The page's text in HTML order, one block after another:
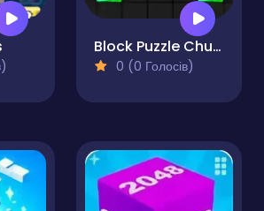
Block Puzzle Chuzzle Classic
0 (0 Голосів)